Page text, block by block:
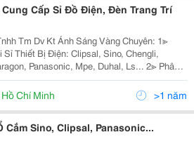
Cấp Sỉ Đồ Điện, Đèn Trang Trí
Tm Dv Kt Ánh Sáng Vàng Chuyên: 1≫
Sỉ Thiết Bị Điện: Clipsal, Sino, Chengli,
Panasonic, Mpe, Duhal, Ls... 2≫ Phân
Sáng Nội Ngoại Thất: Nét Việt, Euro,
Ngọc, 168 Lighting, Kim Lo
Hồ Chí Minh >1 năm
Cắm Sino, Clipsal, Panasonic...